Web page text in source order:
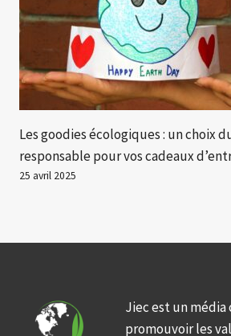
Les goodies écologiques : un choix
responsable pour vos cadeaux
25 avril 2025
Jiec est un média
promouvoir les